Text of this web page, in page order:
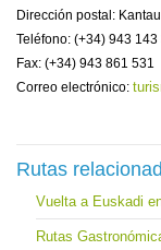
Dirección postal:
Teléfono: (+34) 943 143
Fax: (+34) 943 861 531
Correo electrónico:
Rutas
Vuelta a Euskadi
Rutas